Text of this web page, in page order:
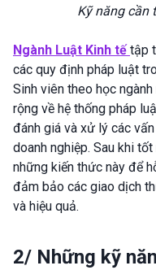
Kỹ năng cần
Ngành Luật Kinh tế tập
các quy định pháp luật
Sinh viên theo học
rộng về hệ thống pháp
đánh giá và xử lý các
doanh nghiệp. Sau khi
những kiến thức này để
đảm bảo các giao dịch
và hiệu quả.
2/ Những kỹ